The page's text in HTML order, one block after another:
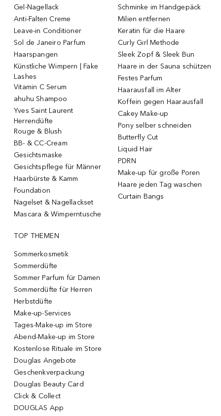
Gel-Nagellack
Anti-Falten Creme
Leave-in Conditioner
Sol de Janeiro Parfum
Haarspangen
Künstliche Wimpern | Fake
Lashes
Vitamin C Serum
ahuhu Shampoo
Yves Saint Laurent
Herrendüfte
Rouge & Blush
BB- & CC-Cream
Gesichtsmaske
Gesichtspflege für Männer
Haarbürste & Kamm
Foundation
Nagelset & Nagellackset
Mascara & Wimperntusche
Schminke im Handgepäck
Milien entfernen
Keratin für die Haare
Curly Girl Methode
Sleek Zopf & Sleek Bun
Haare in der Sauna schützen
Festes Parfum
Haarausfall im Alter
Koffein gegen Haarausfall
Cakey Make-up
Pony selber schneiden
Butterfly Cut
Liquid Hair
PDRN
Make-up für große Poren
Haare jeden Tag waschen
Curtain Bangs
TOP THEMEN
Sommerkosmetik
Sommerdüfte
Sommer Parfum für Damen
Sommerdüfte für Herren
Herbstdüfte
Make-up-Services
Tages-Make-up im Store
Abend-Make-up im Store
Kostenlose Rituale im Store
Douglas Angebote
Geschenkverpackung
Douglas Beauty Card
Click & Collect
DOUGLAS App